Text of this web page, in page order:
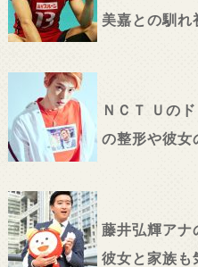
美嘉との馴れ
ＮＣＴ Ｕの
の整形や彼女
藤井弘輝アナ
彼女と家族も